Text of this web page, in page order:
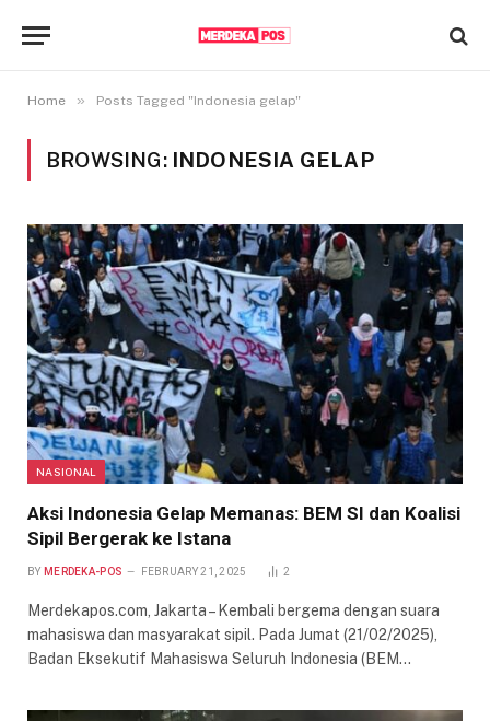
Home » Posts Tagged "Indonesia gelap"
BROWSING: INDONESIA GELAP
NASIONAL
Aksi Indonesia Gelap Memanas: BEM SI dan Koalisi
Sipil Bergerak ke Istana
BY MERDEKA-POS FEBRUARY 21, 2025 2
Merdekapos.com, Jakarta – Kembali bergema dengan suara
mahasiswa dan masyarakat sipil. Pada Jumat (21/02/2025),
Badan Eksekutif Mahasiswa Seluruh Indonesia (BEM…